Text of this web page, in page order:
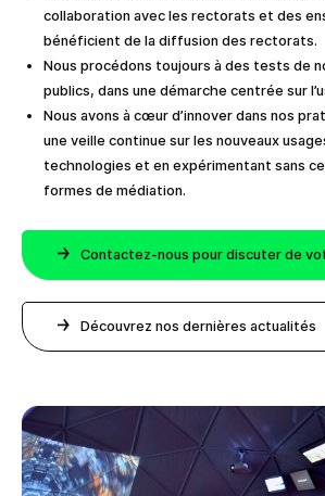
collaboration avec les rectorats et des
bénéficient de la diffusion des rectorats.
Nous procédons toujours à des tests de
publics, dans une démarche centrée sur
Nous avons à cœur d’innover dans nos
une veille continue sur les nouveaux
technologies et en expérimentant sans
formes de médiation.
Contactez-nous pour discuter de
Découvrez nos dernières actualités